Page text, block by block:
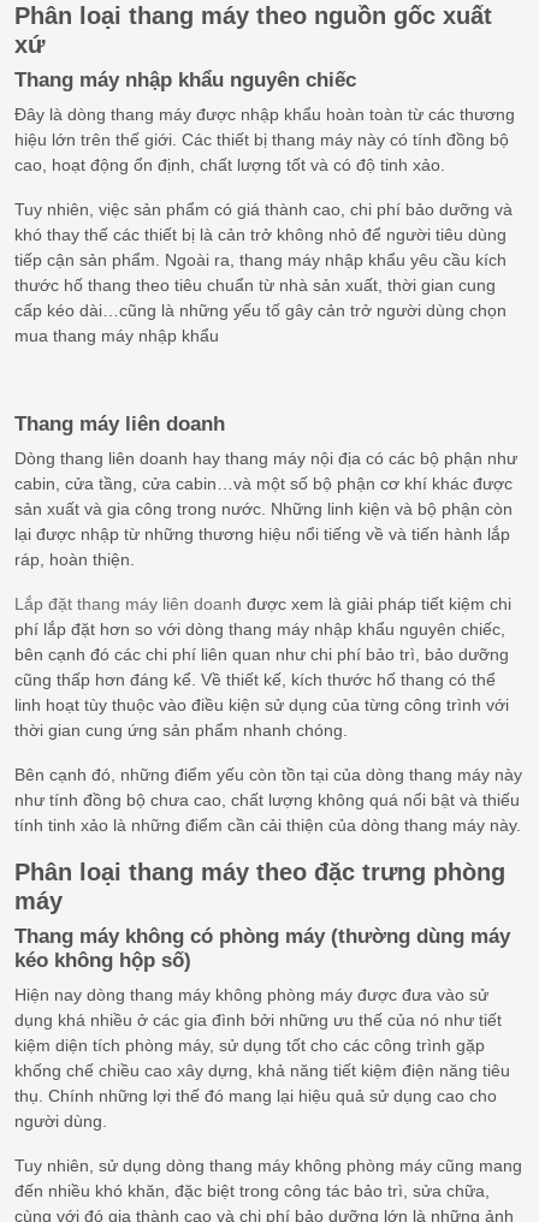
Phân loại thang máy theo nguồn gốc xuất
xứ
Thang máy nhập khẩu nguyên chiếc
Đây là dòng thang máy được nhập khẩu hoàn toàn từ các thương
hiệu lớn trên thế giới. Các thiết bị thang máy này có tính đồng bộ
cao, hoạt động ổn định, chất lượng tốt và có độ tinh xảo.
Tuy nhiên, việc sản phẩm có giá thành cao, chi phí bảo dưỡng và
khó thay thế các thiết bị là cản trở không nhỏ để người tiêu dùng
tiếp cận sản phẩm. Ngoài ra, thang máy nhập khẩu yêu cầu kích
thước hố thang theo tiêu chuẩn từ nhà sản xuất, thời gian cung
cấp kéo dài…cũng là những yếu tố gây cản trở người dùng chọn
mua thang máy nhập khẩu
Thang máy liên doanh
Dòng thang liên doanh hay thang máy nội địa có các bộ phận như
cabin, cửa tầng, cửa cabin…và một số bộ phận cơ khí khác được
sản xuất và gia công trong nước. Những linh kiện và bộ phận còn
lại được nhập từ những thương hiệu nổi tiếng về và tiến hành lắp
ráp, hoàn thiện.
Lắp đặt thang máy liên doanh được xem là giải pháp tiết kiệm chi
phí lắp đặt hơn so với dòng thang máy nhập khẩu nguyên chiếc,
bên cạnh đó các chi phí liên quan như chi phí bảo trì, bảo dưỡng
cũng thấp hơn đáng kể. Về thiết kế, kích thước hố thang có thể
linh hoạt tùy thuộc vào điều kiện sử dụng của từng công trình với
thời gian cung ứng sản phẩm nhanh chóng.
Bên cạnh đó, những điểm yếu còn tồn tại của dòng thang máy này
như tính đồng bộ chưa cao, chất lượng không quá nổi bật và thiếu
tính tinh xảo là những điểm cần cải thiện của dòng thang máy này.
Phân loại thang máy theo đặc trưng phòng
máy
Thang máy không có phòng máy(thường dùng máy
kéo không hộp số)
Hiện nay dòng thang máy không phòng máy được đưa vào sử
dụng khá nhiều ở các gia đình bởi những ưu thế của nó như tiết
kiệm diện tích phòng máy, sử dụng tốt cho các công trình gặp
khống chế chiều cao xây dựng, khả năng tiết kiệm điện năng tiêu
thụ. Chính những lợi thế đó mang lại hiệu quả sử dụng cao cho
người dùng.
Tuy nhiên, sử dụng dòng thang máy không phòng máy cũng mang
đến nhiều khó khăn, đặc biệt trong công tác bảo trì, sửa chữa,
cùng với đó gia thành cao và chi phí bảo dưỡng lớn là những ảnh